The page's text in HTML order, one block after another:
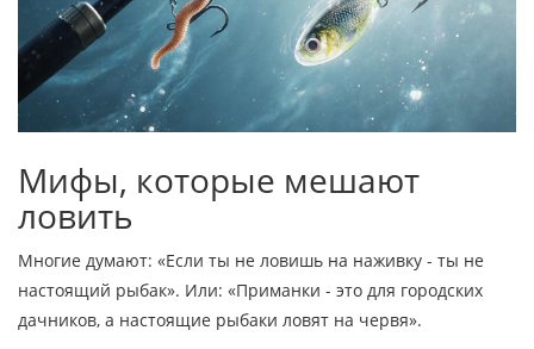
Мифы, которые мешают
ловить
Многие думают: «Если ты не ловишь на наживку - ты не
настоящий рыбак». Или: «Приманки - это для городских
дачников, а настоящие рыбаки ловят на червя».